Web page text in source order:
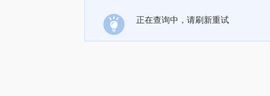
正在查询中，请刷新重试